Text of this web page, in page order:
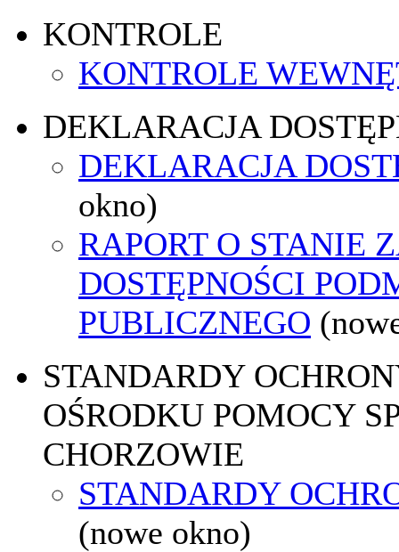
KONTROLE
KONTROLE
DEKLARACJA
DEKLARACJA
okno)
RAPORT O STANIE
DOSTĘPNOŚCI
PUBLICZNEGO
STANDARDY
OŚRODKU POMOCY
CHORZOWIE
STANDARDY
(nowe okno)